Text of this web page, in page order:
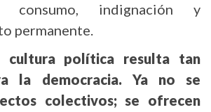
consumo, indignación y
permanente.
cultura política resulta tan
la democracia. Ya no se
colectivos; se ofrecen